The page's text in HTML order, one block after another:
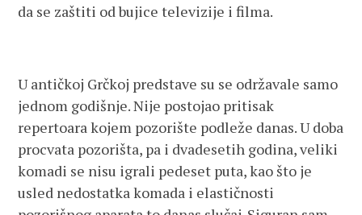
da se zaštiti od bujice televizije i filma.
U antičkoj Grčkoj predstave su se održavale samo
jednom godišnje. Nije postojao pritisak
repertoara kojem pozorište podleže danas. U doba
procvata pozorišta, pa i dvadesetih godina, veliki
komadi se nisu igrali pedeset puta, kao što je
usled nedostatka komada i elastičnosti